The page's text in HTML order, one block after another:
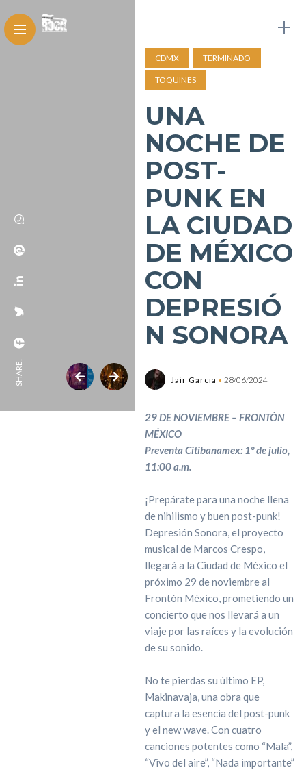
SHARE:
CDMX TERMINADO
TOQUINES
UNA
NOCHE DE
POST-
PUNK EN
LA CIUDAD
DE MÉXICO
CON
DEPRESIÓ
N SONORA
Jair Garcia 28/06/2024
29 DE NOVIEMBRE – FRONTÓN
MÉXICO
Preventa Citibanamex: 1º de julio,
11:00 a.m.
¡Prepárate para una noche llena
de nihilismo y buen post-punk!
Depresión Sonora, el proyecto
musical de Marcos Crespo,
llegará a la Ciudad de México el
próximo 29 de noviembre al
Frontón México, prometiendo un
concierto que nos llevará a un
viaje por las raíces y la evolución
de su sonido.
No te pierdas su último EP,
Makinavaja, una obra que
captura la esencia del post-punk
y el new wave. Con cuatro
canciones potentes como “Mala”,
“Vivo del aire”, “Nada importante”